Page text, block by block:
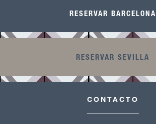
RESERVAR BARCELONA
RESERVAR SEVILLA
CONTACTO